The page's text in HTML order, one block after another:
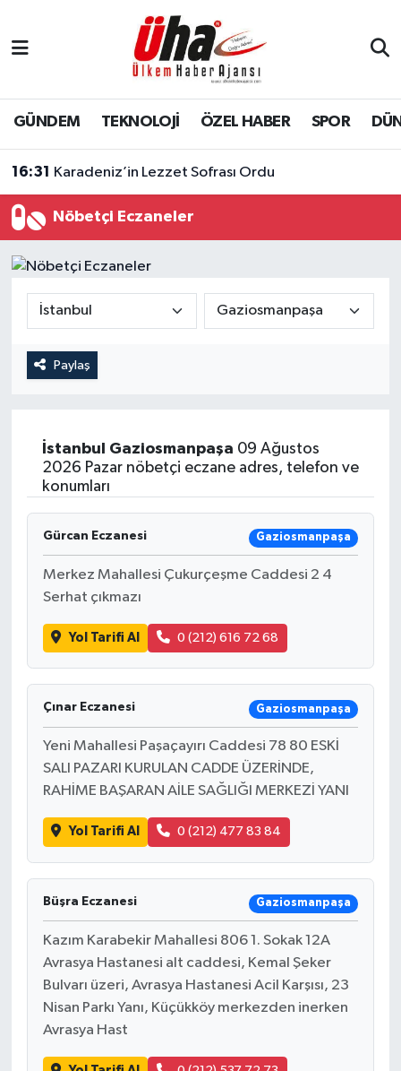
GÜNDEM TEKNOLOJİ ÖZEL HABER SPOR
16:31 Karadeniz’in Lezzet Sofrası Ordu
Nöbetçi Eczaneler
Paylaş
İstanbul Gaziosmanpaşa 09 Ağustos
2026 Pazar nöbetçi eczane adres, telefon ve
konumları
Gürcan Eczanesi Gaziosmanpaşa
Merkez Mahallesi Çukurçeşme Caddesi 2 4
Serhat çıkmazı
Yol Tarifi Al 0 (212) 616 72 68
Çınar Eczanesi Gaziosmanpaşa
Yeni Mahallesi Paşaçayırı Caddesi 78 80 ESKİ
SALI PAZARI KURULAN CADDE ÜZERİNDE,
RAHİME BAŞARAN AİLE SAĞLIĞI MERKEZİ YANI
Yol Tarifi Al 0 (212) 477 83 84
Büşra Eczanesi Gaziosmanpaşa
Kazım Karabekir Mahallesi 806 1. Sokak 12A
Avrasya Hastanesi alt caddesi, Kemal Şeker
Bulvarı üzeri, Avrasya Hastanesi Acil Karşısı, 23
Nisan Parkı Yanı, Küçükköy merkezden inerken
Avrasya Hast
İstanbul Nöbetçi Eczaneler
İstanbul Hava Durumu
Tüm Manşetler